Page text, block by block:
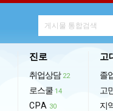
진로
취업상담 22
로스쿨 14
CPA 30
고
졸
고
지